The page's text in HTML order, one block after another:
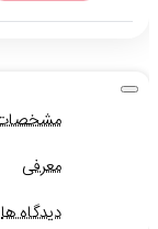
معرفی
دیدگاه ها